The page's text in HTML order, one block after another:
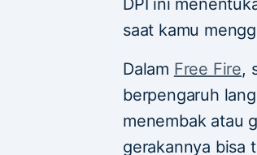
DPI ini
saat kamu
Dalam Free Fire,
berpengaruh
menembak atau
gerakannya bisa